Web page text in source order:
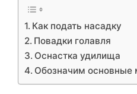
Как подать насадку
Повадки голавля
Оснастка удилища
Обозначим основные